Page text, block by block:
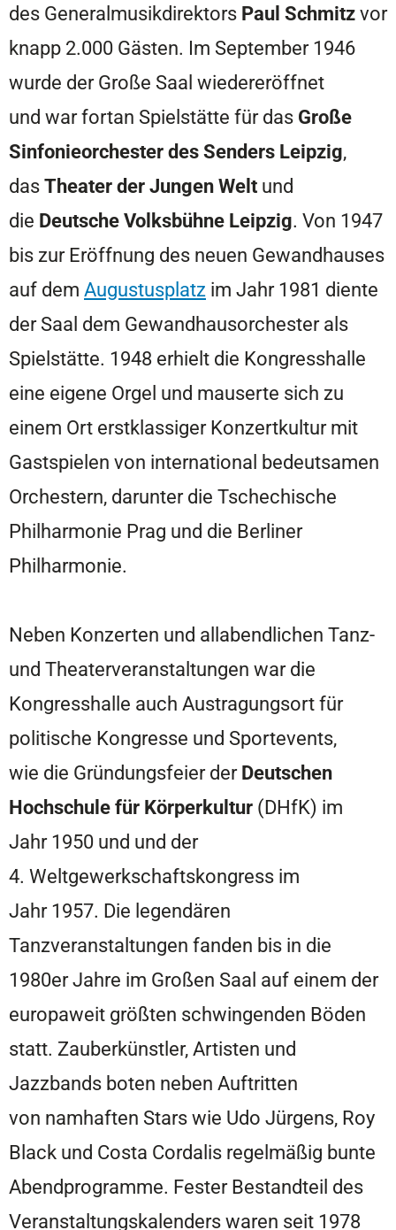
des Generalmusikdirektors Paul Schmitzvor
knapp 2.000 Gästen. Im September 1946
wurde der Große Saal wiedereröffnet
und war fortan Spielstätte für das Große
Sinfonieorchester des Senders Leipzig,
dasTheater der Jungen Welt und
die Deutsche Volksbühne Leipzig. Von 1947
bis zur Eröffnung des neuen Gewandhauses
auf dem Augustusplatz im Jahr 1981 diente
der Saal dem Gewandhausorchester als
Spielstätte. 1948 erhielt die Kongresshalle
eine eigene Orgel und mauserte sich zu
einem Ort erstklassiger Konzertkultur mit
Gastspielen von international bedeutsamen
Orchestern, darunter die Tschechische
Philharmonie Prag und die Berliner
Philharmonie.
Neben Konzerten und allabendlichen Tanz-
und Theaterveranstaltungen war die
Kongresshalle auch Austragungsort für
politische Kongresse und Sportevents,
wie die Gründungsfeier derDeutschen
Hochschule für Körperkultur (DHfK) im
Jahr 1950 und und der
4. Weltgewerkschaftskongress im
Jahr 1957. Die legendären
Tanzveranstaltungen fanden bis in die
1980er Jahre im Großen Saal auf einem der
europaweit größten schwingenden Böden
statt. Zauberkünstler, Artisten und
Jazzbands boten neben Auftritten
von namhaften Stars wie Udo Jürgens, Roy
Black und Costa Cordalis regelmäßig bunte
Abendprogramme. Fester Bestandteil des
Veranstaltungskalenders waren seit 1978